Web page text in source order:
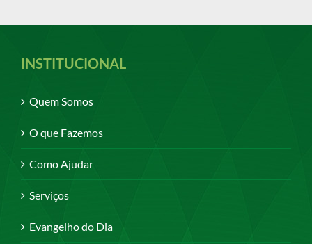
INSTITUCIONAL
Quem Somos
O que Fazemos
Como Ajudar
Serviços
Evangelho do Dia